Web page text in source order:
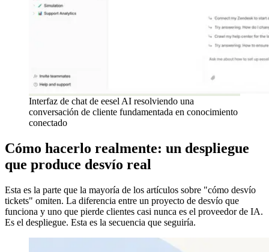
Interfaz de chat de eesel AI resolviendo una
conversación de cliente fundamentada en conocimiento
conectado
Cómo hacerlo realmente: un despliegue
que produce desvío real
Esta es la parte que la mayoría de los artículos sobre "cómo desvío
tickets" omiten. La diferencia entre un proyecto de desvío que
funciona y uno que pierde clientes casi nunca es el proveedor de IA.
Es el despliegue. Esta es la secuencia que seguiría.